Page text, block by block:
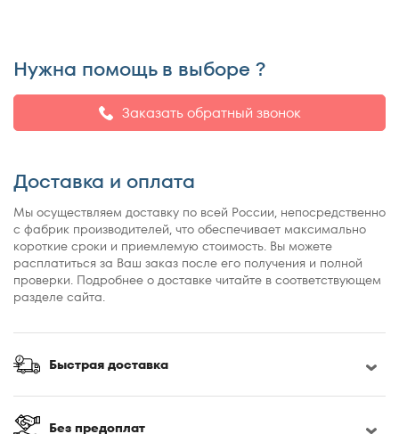
150x220
160x180
160x186
160x195
160x200
160x210
160x220
170x200
180x190
180x195
Нужна помощь в выборе ?
Заказать обратный звонок
Доставка и оплата
Мы осуществляем доставку по всей России, непосредственно
с фабрик производителей, что обеспечивает максимально
короткие сроки и приемлемую стоимость. Вы можете
расплатиться за Ваш заказ после его получения и полной
проверки. Подробнее о доставке читайте в соответствующем
разделе сайта.
Быстрая доставка
Без предоплат